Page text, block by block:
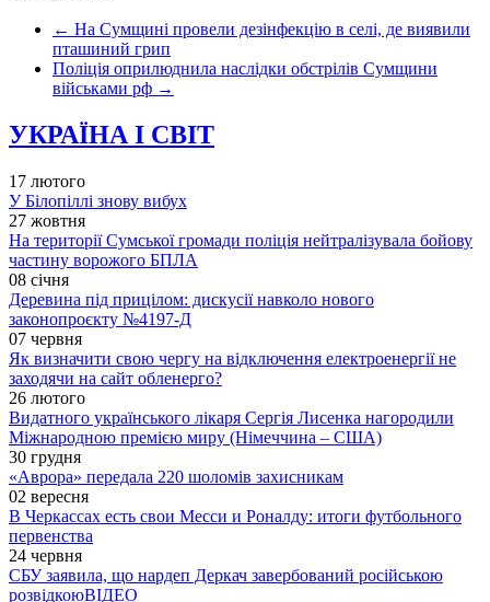
← На Сумщині провели дезінфекцію в селі, де виявили
пташиний грип
Поліція оприлюднила наслідки обстрілів Сумщини
військами рф →
УКРАЇНА І СВІТ
17 лютого
У Білопіллі знову вибух
27 жовтня
На території Сумської громади поліція нейтралізувала бойову
частину ворожого БПЛА
08 січня
Деревина під прицілом: дискусії навколо нового
законопроєкту №4197-Д
07 червня
Як визначити свою чергу на відключення електроенергії не
заходячи на сайт обленерго?
26 лютого
Видатного українського лікаря Сергія Лисенка нагородили
Міжнародною премією миру (Німеччина – США)
30 грудня
«Аврора» передала 220 шоломів захисникам
02 вересня
В Черкассах есть свои Месси и Роналду: итоги футбольного
первенства
24 червня
СБУ заявила, що нардеп Деркач завербований російською
розвідкоюВІДЕО